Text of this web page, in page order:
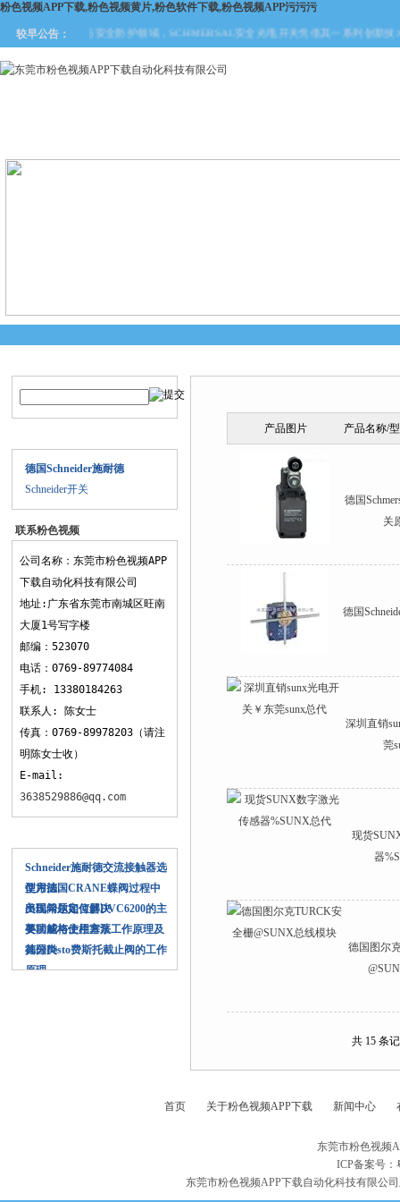
粉色视频APP下载,粉色视频黄片,粉色软件下载,粉色视频APP污污污
较早公告：
在工业自动化与安全防护领域，SCHMERSAL安全光电开关凭借其一系列创新技术优
下载
德国Schneider施耐德
Schneider开关
联系粉色视频
APP下载
公司名称：东莞市粉色视频APP
下载自动化科技有限公司
地址:广东省东莞市南城区旺南
大厦1号写字楼
邮编：523070
电话：0769-89774084
手机: 13380184263
联系人: 陈女士
传真：0769-89978203（请注
明陈女士收）
E-mail:
3638529886@qq.com
Schneider施耐德交流接触器选
型方法
使用德国CRANE蝶阀过程中
出现问题如何解决
美国希尔定位器DVC6200的主
要功能与使用方法
美国威格士柱塞泵工作原理及
其分类
德国Festo费斯托截止阀的工作
原理
产品图片 产品名称/
德国
关
德国
深圳直销
莞
现货
器
德国图尔
共 15 条
首页 关于粉色视频APP下载 新闻中心
东莞市粉色视频
ICP备案号：
东莞市粉色视频APP下载自动化科技有限公